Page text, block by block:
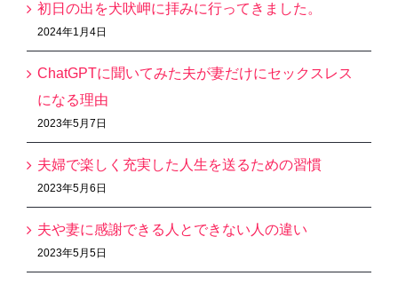
初日の出を犬吠岬に拝みに行ってきました。
2024年1月4日
ChatGPTに聞いてみた夫が妻だけにセックスレス
になる理由
2023年5月7日
夫婦で楽しく充実した人生を送るための習慣
2023年5月6日
夫や妻に感謝できる人とできない人の違い
2023年5月5日